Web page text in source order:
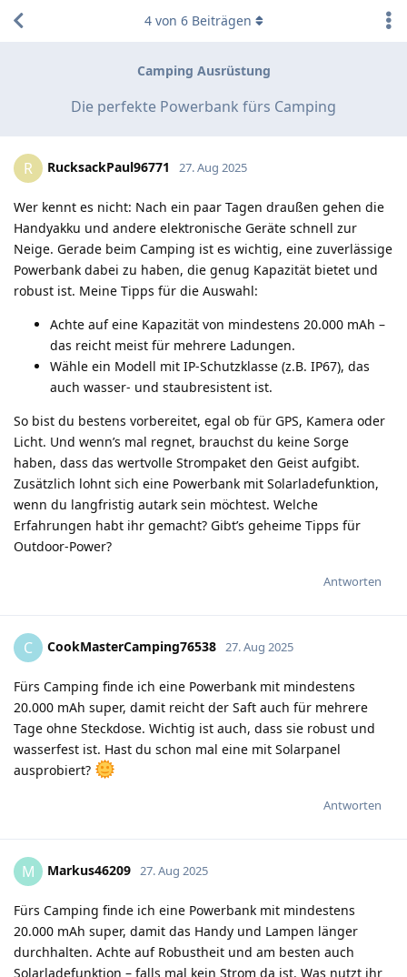
Camping Ausrüstung
Die perfekte Powerbank fürs Camping
4von 6Beiträgen
R RucksackPaul96771 27. Aug 2025
Wer kennt es nicht: Nach ein paar Tagen draußen gehen die
Handyakku und andere elektronische Geräte schnell zur
Neige. Gerade beim Camping ist es wichtig, eine zuverlässige
Powerbank dabei zu haben, die genug Kapazität bietet und
robust ist. Meine Tipps für die Auswahl:
Achte auf eine Kapazität von mindestens 20.000 mAh –
das reicht meist für mehrere Ladungen.
Wähle ein Modell mit IP-Schutzklasse (z.B. IP67), das
auch wasser- und staubresistent ist.
So bist du bestens vorbereitet, egal ob für GPS, Kamera oder
Licht. Und wenn’s mal regnet, brauchst du keine Sorge
haben, dass das wertvolle Strompaket den Geist aufgibt.
Zusätzlich lohnt sich eine Powerbank mit Solarladefunktion,
wenn du langfristig autark sein möchtest. Welche
Erfahrungen habt ihr gemacht? Gibt’s geheime Tipps für
Outdoor-Power?
Antworten
C CookMasterCamping76538 27. Aug 2025
Fürs Camping finde ich eine Powerbank mit mindestens
20.000 mAh super, damit reicht der Saft auch für mehrere
Tage ohne Steckdose. Wichtig ist auch, dass sie robust und
wasserfest ist. Hast du schon mal eine mit Solarpanel
ausprobiert?
Antworten
M Markus46209 27. Aug 2025
Fürs Camping finde ich eine Powerbank mit mindestens
20.000 mAh super, damit das Handy und Lampen länger
durchhalten. Achte auf Robustheit und am besten auch
Solarladefunktion – falls mal kein Strom da ist. Was nutzt ihr